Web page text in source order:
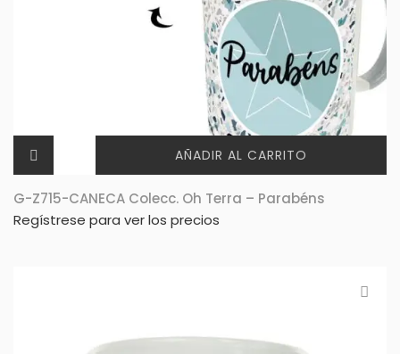
AÑADIR AL CARRITO
G-Z715-CANECA Colecc. Oh Terra – Parabéns
Regístrese para ver los precios